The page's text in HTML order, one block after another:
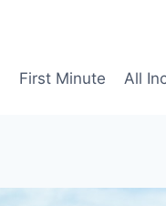
First Minute All